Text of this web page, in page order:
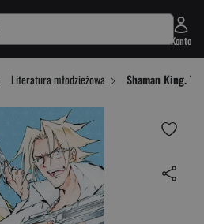
Konto
Literatura młodzieżowa Shaman King.